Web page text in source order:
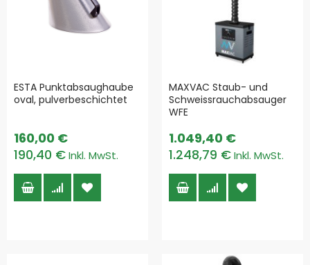
ESTA Punktabsaughaube
oval, pulverbeschichtet
190,40 €
160,00 €
MAXVAC Staub- und
Schweissrauchabsauger
WFE
1.248,79 €
1.049,40 €